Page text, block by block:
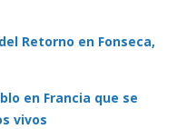
Retorno en Fonseca,
en Francia que se
vivos